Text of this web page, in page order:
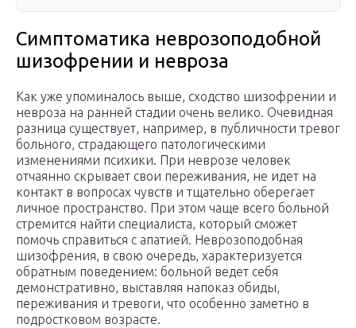
Симптоматика неврозоподобной
шизофрении и невроза
Как уже упоминалось выше, сходство шизофрении и
невроза на ранней стадии очень велико. Очевидная
разница существует, например, в публичности тревог
больного, страдающего патологическими
изменениями психики. При неврозе человек
отчаянно скрывает свои переживания, не идет на
контакт в вопросах чувств и тщательно оберегает
личное пространство. При этом чаще всего больной
стремится найти специалиста, который сможет
помочь справиться с апатией. Неврозоподобная
шизофрения, в свою очередь, характеризуется
обратным поведением: больной ведет себя
демонстративно, выставляя напоказ обиды,
переживания и тревоги, что особенно заметно в
подростковом возрасте.